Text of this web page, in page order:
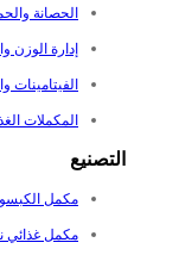
الحصانة
إدارة الوزن
الفيتامينات
المكملات
التصنيع
مكمل
مكمل غذائي